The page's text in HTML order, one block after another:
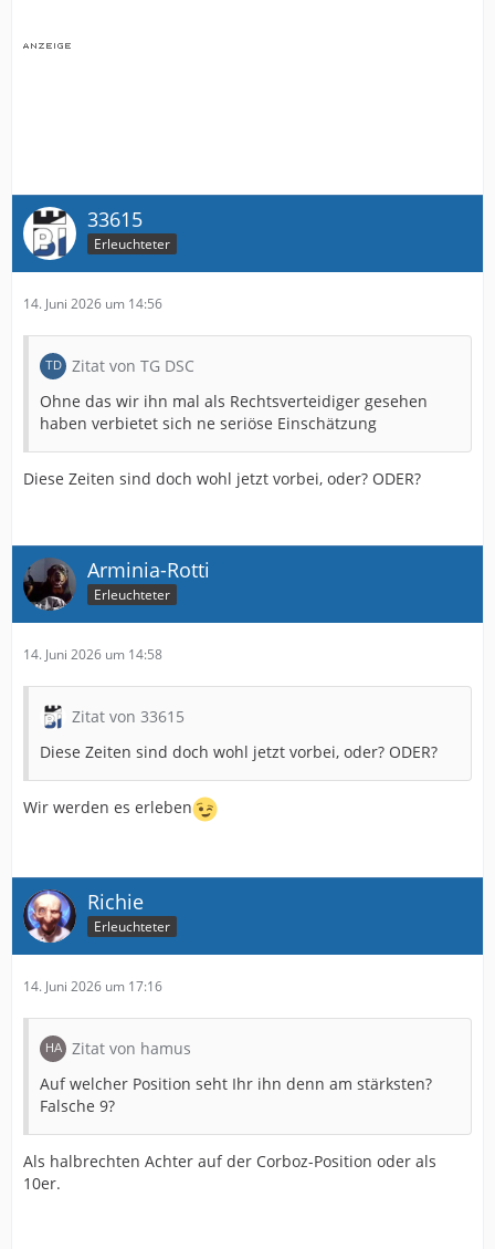
33615
Erleuchteter
14. Juni 2026 um 14:56
Zitat von TG DSC
Ohne das wir ihn mal als Rechtsverteidiger gesehen
haben verbietet sich ne seriöse Einschätzung
Diese Zeiten sind doch wohl jetzt vorbei, oder? ODER?
Arminia-Rotti
Erleuchteter
14. Juni 2026 um 14:58
Zitat von 33615
Diese Zeiten sind doch wohl jetzt vorbei, oder? ODER?
Wir werden es erleben
Richie
Erleuchteter
14. Juni 2026 um 17:16
Zitat von hamus
Auf welcher Position seht Ihr ihn denn am stärksten?
Falsche 9?
Als halbrechten Achter auf der Corboz-Position oder als
10er.